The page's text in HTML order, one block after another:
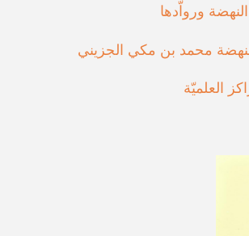
ورواّدها
محمد بن مكي الجزيني
العلميّة